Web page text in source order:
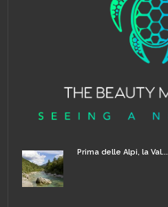
Prima delle Alpi, la Val...